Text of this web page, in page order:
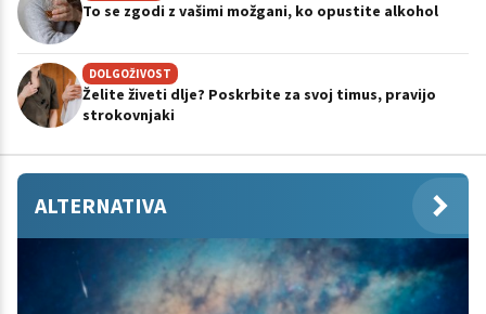
To se zgodi z vašimi možgani, ko opustite alkohol
DOLGOŽIVOST
Želite živeti dlje? Poskrbite za svoj timus, pravijo
strokovnjaki
ALTERNATIVA